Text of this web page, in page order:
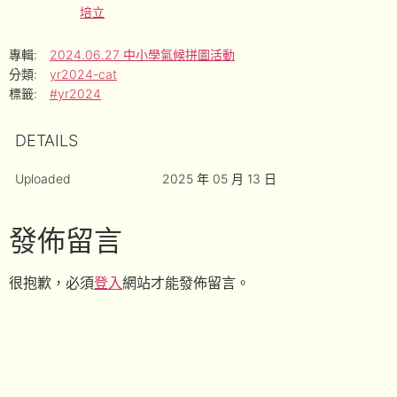
培立
專輯:
2024.06.27 中小學氣候拼圖活動
分類:
yr2024-cat
標籤:
#yr2024
DETAILS
Uploaded 2025 年 05 月 13 日
發佈留言
很抱歉，必須登入網站才能發佈留言。